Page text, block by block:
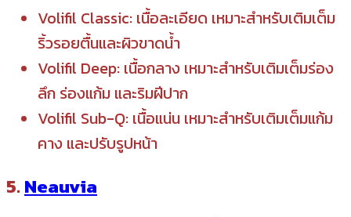
Volifil Classic: เนื้อละเอียด เหมาะสำหรับเติมเต็ม
ริ้วรอยตื้นและผิวขาดน้ำ
Volifil Deep: เนื้อกลาง เหมาะสำหรับเติมเต็มร่อง
ลึก ร่องแก้ม และริมฝีปาก
Volifil Sub-Q: เนื้อแน่น เหมาะสำหรับเติมเต็มแก้ม
คาง และปรับรูปหน้า
5. Neauvia